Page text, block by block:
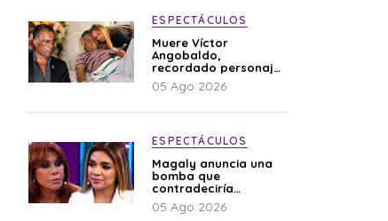
ESPECTÁCULOS
Muere Víctor
Angobaldo,
recordado personaje
de la farándula y
expareja de Shirley
05 Ago 2026
ESPECTÁCULOS
Magaly anuncia una
bomba que
contradeciría
comunicado de La
Bella Luz: “Hay un
05 Ago 2026